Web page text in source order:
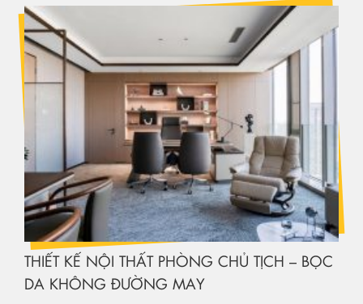
THIẾT KẾ NỘI THẤT PHÒNG CHỦ TỊCH – BỌC
DA KHÔNG ĐƯỜNG MAY